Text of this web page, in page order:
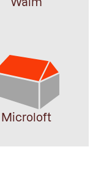
Microloft